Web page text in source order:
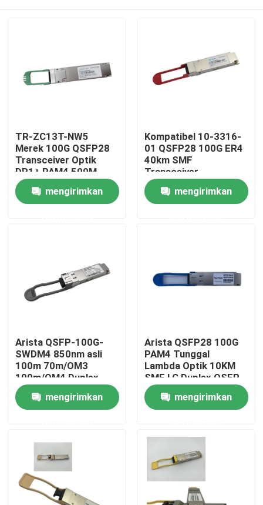
Rumah
Produk
Tur Pabrik
Hubungi kami
Berita
Modul optik 400G/800G
Modul QSFP28 100G
TR-ZC13T-NW5
Merek 100G QSFP28
Transceiver Optik
DR1+ PAM4 500M
mengirimkan
Kompatibel 10-3316-
01 QSFP28 100G ER4
40km SMF
Transceiver
mengirimkan
Arista QSFP-100G-
SWDM4 850nm asli
100m 70m/OM3
100m/OM4 Duplex
MMF Transceiver
mengirimkan
Arista QSFP28 100G
PAM4 Tunggal
Lambda Optik 10KM
SMF LC Duplex QSFP-
100G-LR
mengirimkan